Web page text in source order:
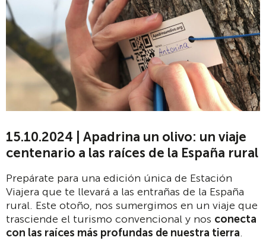
15.10.2024 | Apadrina un olivo: un viaje
centenario a las raíces de la España rural
Prepárate para una edición única de Estación
Viajera que te llevará a las entrañas de la España
rural. Este otoño, nos sumergimos en un viaje que
trasciende el turismo convencional y nos conecta
con las raíces más profundas de nuestra tierra.